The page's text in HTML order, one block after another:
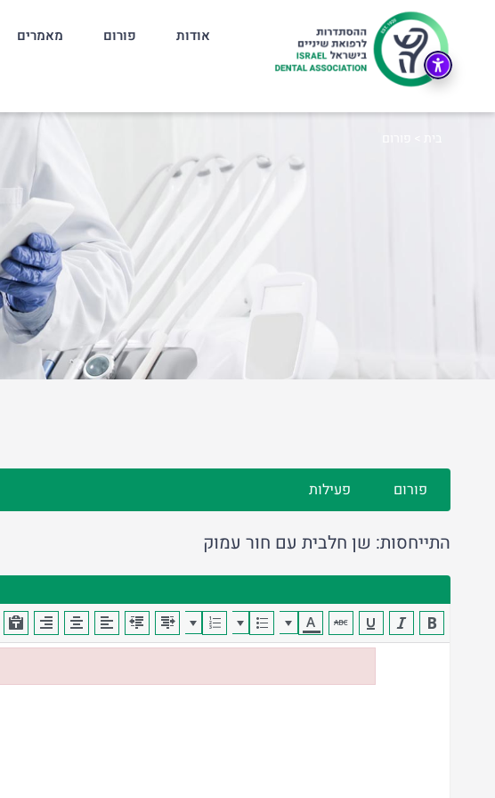
אודות פורום מאמרים
פורום פעילות
התייחסות: שן חלבית עם חור עמוק